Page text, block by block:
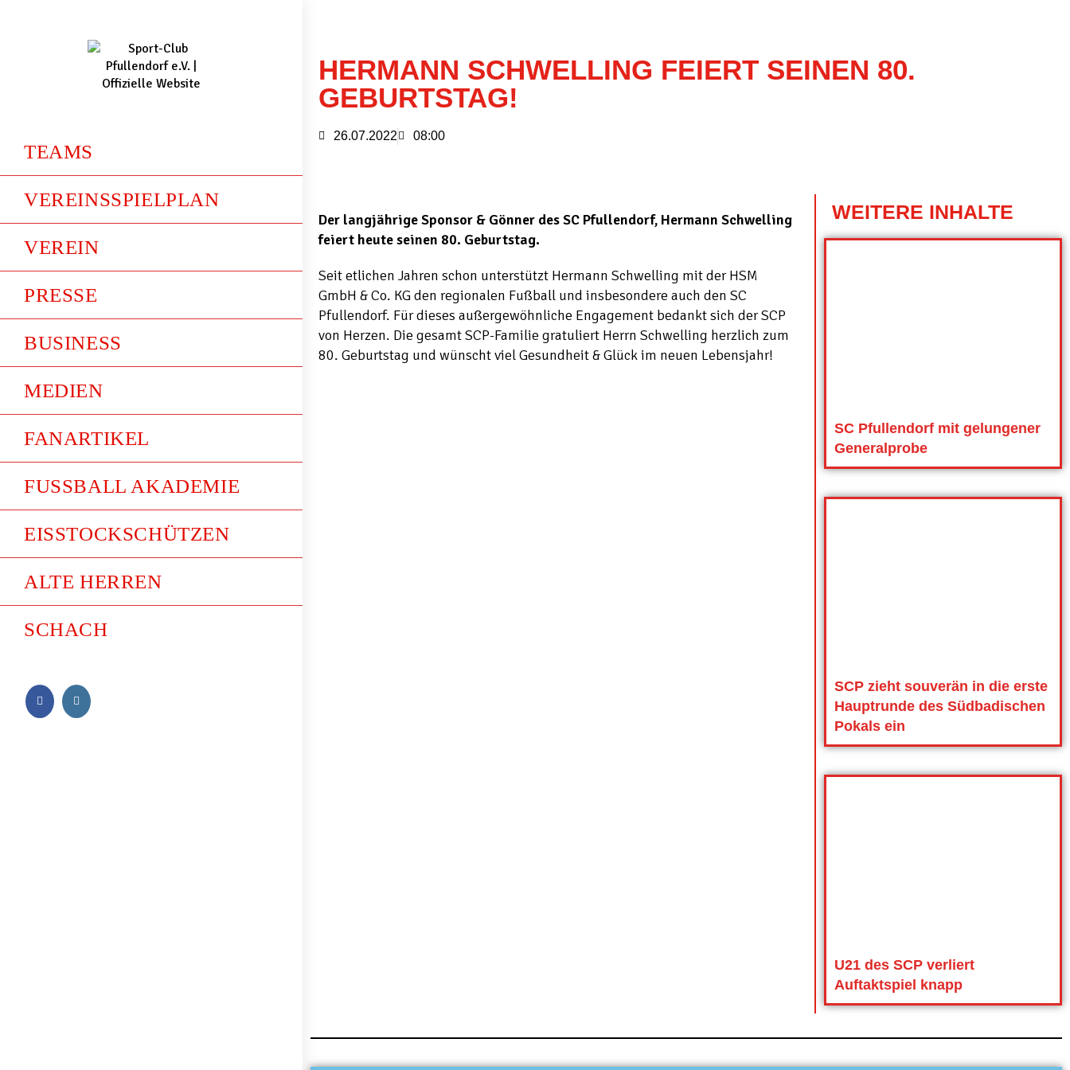
TEAMS
VEREINSSPIELPLAN
VEREIN
PRESSE
BUSINESS
MEDIEN
FANARTIKEL
FUSSBALL AKADEMIE
EISSTOCKSCHÜTZEN
ALTE HERREN
SCHACH
HERMANN SCHWELLING FEIERT SEINEN 80.
GEBURTSTAG!
26.07.2022 08:00
Der langjährige Sponsor & Gönner des SC Pfullendorf, Hermann Schwelling
feiert heute seinen 80. Geburtstag.
Seit etlichen Jahren schon unterstützt Hermann Schwelling mit der HSM
GmbH & Co. KG den regionalen Fußball und insbesondere auch den SC
Pfullendorf. Für dieses außergewöhnliche Engagement bedankt sich der SCP
von Herzen. Die gesamt SCP-Familie gratuliert Herrn Schwelling herzlich zum
80. Geburtstag und wünscht viel Gesundheit & Glück im neuen Lebensjahr!
WEITERE INHALTE
SC Pfullendorf mit gelungener
Generalprobe
SCP zieht souverän in die erste
Hauptrunde des Südbadischen
Pokals ein
U21 des SCP verliert
Auftaktspiel knapp